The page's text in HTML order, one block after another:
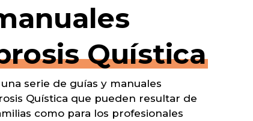
Quística
serie de guías y manuales
Quística que pueden resultar de
como para los profesionales